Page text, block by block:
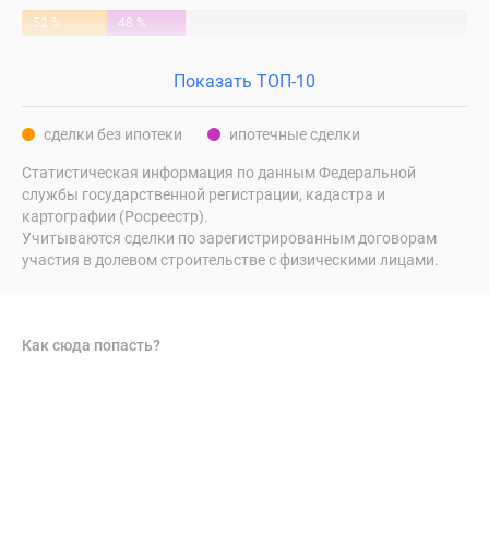
52 % 48 %
Показать ТОП-10
сделки без ипотеки ипотечные сделки
Статистическая информация по данным Федеральной
службы государственной регистрации, кадастра и
картографии (Росреестр).
Учитываются сделки по зарегистрированным договорам
участия в долевом строительстве с физическими лицами.
Как сюда попасть?